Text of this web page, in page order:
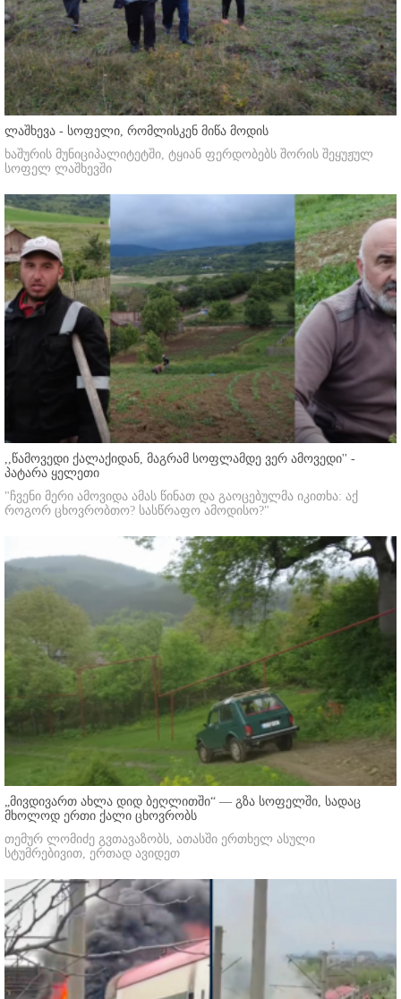
ლაშხევა - სოფელი, რომლისკენ მიწა მოდის
ხაშურის მუნიციპალიტეტში, ტყიან ფერდობებს შორის შეყუჟულ
სოფელ ლაშხევში
,,წამოვედი ქალაქიდან, მაგრამ სოფლამდე ვერ ამოვედი'' -
პატარა ყელეთი
"ჩვენი მერი ამოვიდა ამას წინათ და გაოცებულმა იკითხა: აქ
როგორ ცხოვრობთო? სასწრაფო ამოდისო?"
„მივდივართ ახლა დიდ ბეღლითში“ — გზა სოფელში, სადაც
მხოლოდ ერთი ქალი ცხოვრობს
თემურ ლომიძე გვთავაზობს, ათასში ერთხელ ასული
სტუმრებივით, ერთად ავიდეთ